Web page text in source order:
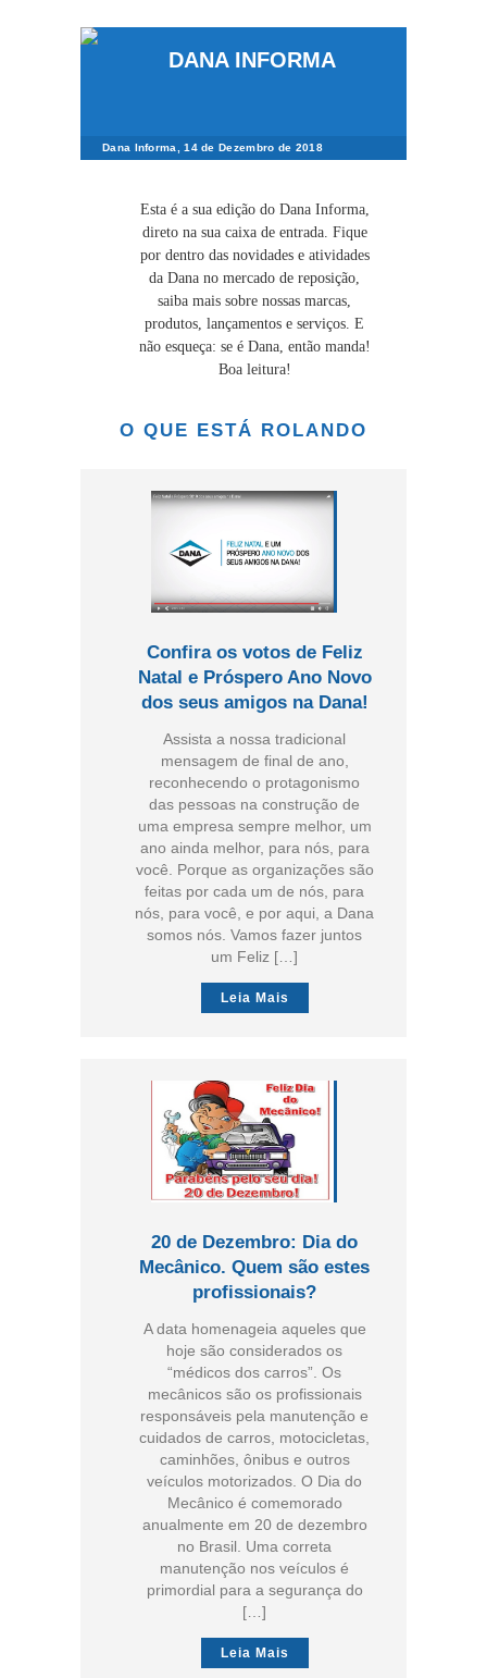
Dana Informa, 14 de Dezembro de 2018
Esta é a sua edição do Dana Informa,
direto na sua caixa de entrada. Fique
por dentro das novidades e atividades
da Dana no mercado de reposição,
saiba mais sobre nossas marcas,
produtos, lançamentos e serviços. E
não esqueça: se é Dana, então manda!
Boa leitura!
O QUE ESTÁ ROLANDO
Confira os votos de Feliz
Natal e Próspero Ano Novo
dos seus amigos na Dana!
Assista a nossa tradicional
mensagem de final de ano,
reconhecendo o protagonismo
das pessoas na construção de
uma empresa sempre melhor, um
ano ainda melhor, para nós, para
você. Porque as organizações são
feitas por cada um de nós, para
nós, para você, e por aqui, a Dana
somos nós. Vamos fazer juntos
um Feliz […]
Leia Mais
20 de Dezembro: Dia do
Mecânico. Quem são estes
profissionais?
A data homenageia aqueles que
hoje são considerados os
“médicos dos carros”. Os
mecânicos são os profissionais
responsáveis pela manutenção e
cuidados de carros, motocicletas,
caminhões, ônibus e outros
veículos motorizados. O Dia do
Mecânico é comemorado
anualmente em 20 de dezembro
no Brasil. Uma correta
manutenção nos veículos é
primordial para a segurança do
[…]
Leia Mais